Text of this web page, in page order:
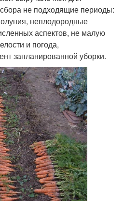
не подходящие периоды:
неплодородные
аспектов, не малую
и погода,
запланированной уборки.